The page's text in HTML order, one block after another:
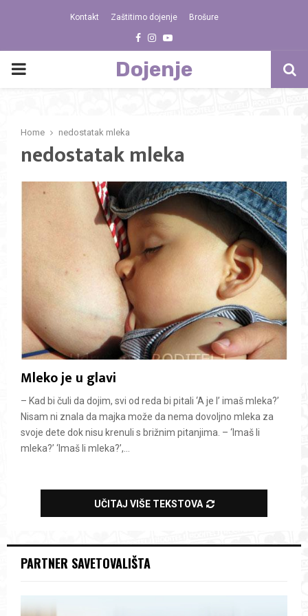
Kontakt Zaštitimo dojenje Brošure
Facebook
Instagram
Youtube
PRIMARY
Dojenje
Home nedostatak mleka
nedostatak mleka
Mleko je u glavi
– Kad bi čuli da dojim, svi od reda bi pitali ‘A je l’ imaš mleka?’
Nisam ni znala da majka može da nema dovoljno mleka za
svoje dete dok nisu krenuli s brižnim pitanjima. – ‘Imaš li
mleka?’ ‘Imaš li mleka?’,...
UČITAJ VIŠE TEKSTOVA
PARTNER SAVETOVALIŠTA